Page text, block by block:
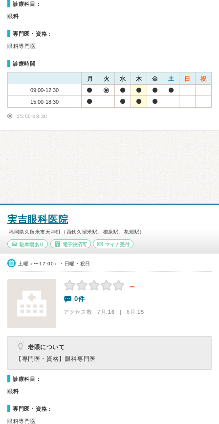
診療科目：
眼科
専門医・資格：
眼科専門医
診療時間
月 火 水 木 金 土 日 祝
09:00-12:30
15:00-18:30
15:00-18:30
実吉眼科医院
福岡県久留米市天神町（西鉄久留米駅、櫛原駅、花畑駅）
駐車場あり 電子決済可 マイナ受付
土曜（〜17:00）・日曜・祝日
－
0件
アクセス数 7月:16 | 6月:15
老眼について
【専門医・資格】 眼科専門医
診療科目：
眼科
専門医・資格：
眼科専門医